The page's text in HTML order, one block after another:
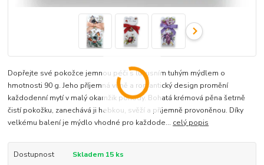
Dopřejte své pokožce jemnou péči s luxusním tuhým mýdlem o
hmotnosti 90 g. Jeho příjemná vůně a romantický design promění
každodenní mytí v malý okamžik pohody. Bohatá krémová pěna šetrně
čistí pokožku, zanechává ji hebkou, svěží a příjemně provoněnou. Díky
velkému balení je mýdlo vhodné pro každode... celý popis
Dostupnost
Skladem 15 ks